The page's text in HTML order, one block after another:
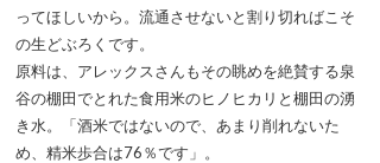
ってほしいから。流通させないと割り切ればこそ
の生どぶろくです。
原料は、アレックスさんもその眺めを絶賛する泉
谷の棚田でとれた食用米のヒノヒカリと棚田の湧
き水。「酒米ではないので、あまり削れないた
め、精米歩合は76％です」。